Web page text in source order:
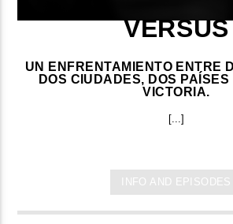
VERSUS
UN ENFRENTAMIENTO ENTRE
DOS CIUDADES, DOS
VICTORIA.
[...]
INFO AND EPISODES